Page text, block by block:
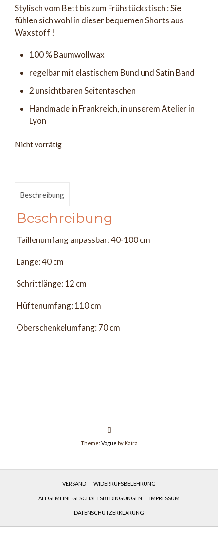
Stylisch vom Bett bis zum Frühstückstisch : Sie
fühlen sich wohl in dieser bequemen Shorts aus
Waxstoff !
100 % Baumwollwax
regelbar mit elastischem Bund und Satin Band
2 unsichtbaren Seitentaschen
Handmade in Frankreich, in unserem Atelier in
Lyon
Nicht vorrätig
Beschreibung
Beschreibung
Taillenumfang anpassbar: 40-100 cm
Länge: 40 cm
Schrittlänge: 12 cm
Hüftenumfang: 110 cm
Oberschenkelumfang: 70 cm
Theme: Vogue by Kaira
VERSAND WIDERRUFSBELEHRUNG
ALLGEMEINE GESCHÄFTSBEDINGUNGEN IMPRESSUM
DATENSCHUTZERKLÄRUNG